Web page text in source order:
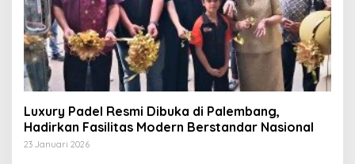
Luxury Padel Resmi Dibuka di Palembang,
Hadirkan Fasilitas Modern Berstandar Nasional
23 Januari 2026